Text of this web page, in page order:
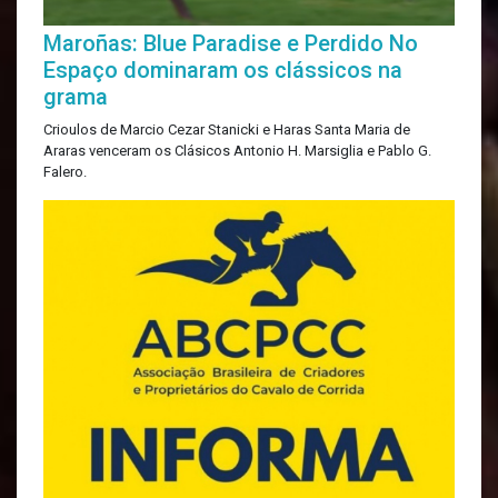
Maroñas: Blue Paradise e Perdido No
Espaço dominaram os clássicos na
grama
Crioulos de Marcio Cezar Stanicki e Haras Santa Maria de
Araras venceram os Clásicos Antonio H. Marsiglia e Pablo G.
Falero.